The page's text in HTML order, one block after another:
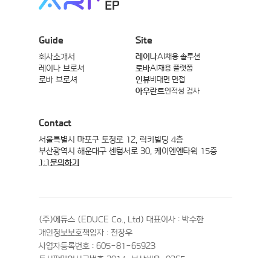
Guide
회사소개서
레이나 브로셔
로바 브로셔
Site
레이나AI채용 솔루션
로바AI채용 플랫폼
인뷰비대면 면접
아우란트인적성 검사
Contact
서울특별시 마포구 토정로 12, 럭키빌딩 4층
부산광역시 해운대구 센텀서로 30, 케이엔엔타워 15층
1:1문의하기
(주)에듀스 (EDUCE Co., Ltd) 대표이사 : 박수한
개인정보보호책임자 : 전창우
사업자등록번호 : 605-81-65923